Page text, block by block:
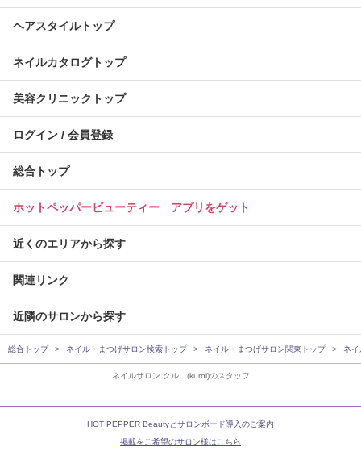
ネイルサロン クルニ(kurni)のスタッフ
ヘアスタイルトップ
ネイルカタログトップ
美容クリニックトップ
ログイン / 会員登録
総合トップ
ホットペッパービューティー アプリをゲット
近くのエリアから探す
関連リンク
近隣のサロンから探す
総合トップ ネイル・まつげサロン検索トップ ネイル・まつげサロン関東トップ ネ
HOT PEPPER Beautyとサロンボード導入のご案内
掲載をご希望のサロン様はこちら